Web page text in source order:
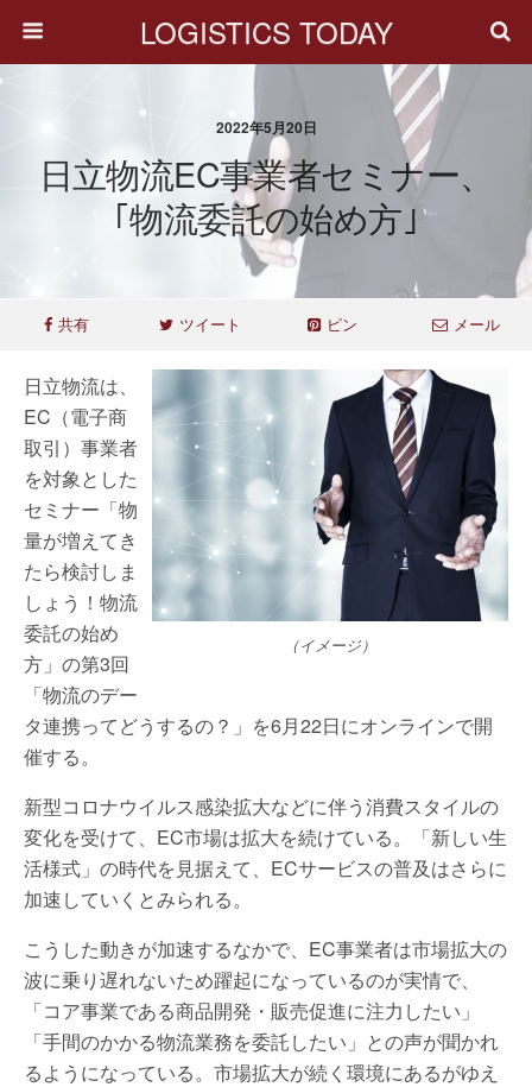
LOGISTICS TODAY
2022年5月20日
日立物流EC事業者セミナー、
｢物流委託の始め方｣
共有 ツイート ピン メール
（イメージ）
日立物流は、
EC（電子商
取引）事業者
を対象とした
セミナー「物
量が増えてき
たら検討しま
しょう！物流
委託の始め
方」の第3回
「物流のデー
タ連携ってどうするの？」を6月22日にオンラインで開
催する。
新型コロナウイルス感染拡大などに伴う消費スタイルの
変化を受けて、EC市場は拡大を続けている。「新しい生
活様式」の時代を見据えて、ECサービスの普及はさらに
加速していくとみられる。
こうした動きが加速するなかで、EC事業者は市場拡大の
波に乗り遅れないため躍起になっているのが実情で、
「コア事業である商品開発・販売促進に注力したい」
「手間のかかる物流業務を委託したい」との声が聞かれ
るようになっている。市場拡大が続く環境にあるがゆえ